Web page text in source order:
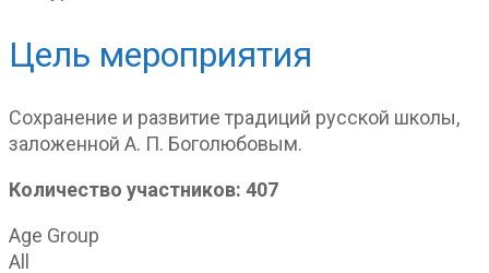
Цель мероприятия
Сохранение и развитие традиций русской школы,
заложенной А. П. Боголюбовым.
Количество участников: 407
Age Group
All